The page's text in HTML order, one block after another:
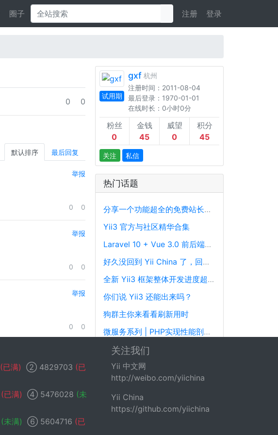
圈子 注册 登录
0 0
默认排序 最后回复
举报
0 0
举报
0 0
举报
0 0
试用期
gxf 杭州
注册时间：2011-08-04
最后登录：1970-01-01
在线时长：0小时0分
粉丝
0
金钱
45
威望
0
积分
45
关注 私信
热门话题
分享一个功能超全的免费站长工具平台
Yii3 官方与社区精华合集
Laravel 10 + Vue 3.0 前后端分离框架通用后台源码
好久没回到 Yii China 了，回来冒个泡泡！
全新 Yii3 框架整体开发进度超过88%，发布在即！
你们说 Yii3 还能出来吗？
狗群主你来看看刷新用时
微服务系列 | PHP实现性能剖析、跟踪和可观察性最佳实践
(已满) ② 4829703 (已
(已满) ④ 5476028 (未
(未满) ⑥ 5604716 (已
关注我们
Yii 中文网
http://weibo.com/yiichina
Yii China
https://github.com/yiichina